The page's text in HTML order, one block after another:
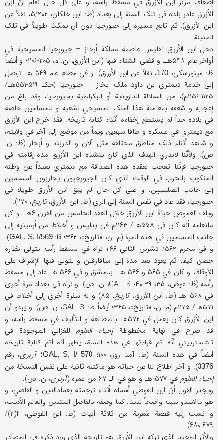
إضعاف مرکز ابن الأزرق في مسقط رأسه، و علی کل حال نعلم أنّ ابن
الأزرق غادر بلده في تلک السنة إلی بغداد (ظ: ابن خلکان، ۵/۲۰۲، نقلاً عن
ابن الأزرق). ثم تابع مسیره إلی جیورجیا دون أن یمکث طویلاً في تلک
المدینة.
دخل ابن الأزرق تفلیس عاصمة مملکة أرخاز – جیورجیا المسیحیة في
أواخر عام ۵۴۸هـ، و قضی الشتاء فیها (ابن الأزرق، ن. م، ۲۰۵-۲۰۶؛ و أیضاً
ظ: مینورسکي، 170
، نقلاً عن ابن الأزرق). و في مطلع عام ۵۴۹ هـ توصل
إلی خدمة دیمتري بن داود ملک أبخاز – جیورجیا (حکـ ۵۱۹-۵۵۱هـ/
۱۱۲۵-۱۱۵۶م)، من السلالة الداویدیة أو البکراطیة بجیورجیا، وقد بلغ من
إعجابه و شغفه بمعاملة هذا الملک المسیحي لشعبه و للمسلمین خاصة
في بلاده حداً لم یستطع إخفاءه أثناء کتابة تاریخه. فقد خرج ابن الأزرق
مع دیمتري في عسکره و طافا سبعین ویماً من موضع إلی آخر في ولایته،
و شاهد أثناء ذلک مناطق مختلفة مثل آلان و الدربند و أبخاز (ظ: ن.
ص). ولأنّنا لاندري الهدف الذي کان ینشده ابن الأزرق مدة إقامته في
جیورجیا فإنّنا تعجب لعقده هذه الصداقة مع دیمتري بعیداً عن وطنه
المنکوب بالحرب في الوقت الذي کان الجیورجیون یحاربون المسلمین
إلی جانب الصلیبیین. و علی کل حال لم یبق ابن الأزرق طویلاً في
جیورجیا، فقد عاد في نفس السنة إلی الري (ظ: ابن الأزرق،تاریخ، ۲۷۰).
ویلف الغموض حیاة ابن الأزرق خلال العقد الخامس من القرن ۶هـ. و کل
مانعلمه أنه کان في ۵۵۸هـ/ ۱۱۶۳م في بدلیس و أخلاط من أرمینیة إلی
جانب المسلمین في هذه المرة (م. ن، «تاریخ»، ۳۶۲؛ قا:
GAL, S, I/569
).
و في محرم ۵۶۲/ تشرین الثاني ۱۱۶۶ نراه في مسقط رأسه یتولی نظارة
حصن کیفا، ثم یعود بعد مدة إلی میافارقین و یتولی فیها الإِشراف علی
الأوقاف و کان في ۵۶۵ و ۵۶۶ هـ. بدمشق و في ۵۶۶ هـ عاد إلی مسقط
رأسه (ظ: عوض، ۳۵، ۳۹-۴۰؛ GAL, S، ن. ص). و نراه في بغداد مرة أخری
في ۵۶۸ هـ (ظ: ابن الأزرق،
تاریخ
، ۸۵) و له سفرة أخری إلی أخلاط في
۵۷۱هـ/ ۱۱۷۵م (م. ن، «تاریخ»، ۳۶۵؛ أیضاً ظ: GAL, S، ن. ص). و یبدو أن
ابن الأزرق کان یعمل في ۵۷۲هـ بالمطالعة و التألیف في مسقط رأسه، و
قد صرح في نهایة مخطوطة إحیاء العلومللغزالي الموجودة في
تشستربیتي أنّه أتم قراءتها في هذه السنة، یظهر أنه أتم کتابة تاریخه
أیضاً في هذه السنة (ظ: آمد روز، ۱۰۰؛
آربری، رقم
3376). و آخر اطلاع لنا عن حیاته هو ماکتبه ثانیة علی نفس النسخة من
إحیاء العلوم في ۵۷۷ هـ و هو في الـ ۶۷ من عمره ( آربری، ن. ص).
ویجدر القول أنّ ابن الفوطي أسماه أثناء ترجمته بعمادالدین و القاضي، و
هو مالایبدو سببه واضحاً لدینا. کما وصفه بالفاضل المتدین والعالم الأدیب،
و نسب إلیه قطعة شعریة من ثلاثة أبیات (ظ: ابن الفوطي، ۴(۲)/
۶۷۹-۶۸۰).
والأثر الوحید الذي ترکه ابن الأزرق هو تاریخه الذي ورد ذکره في المصادر